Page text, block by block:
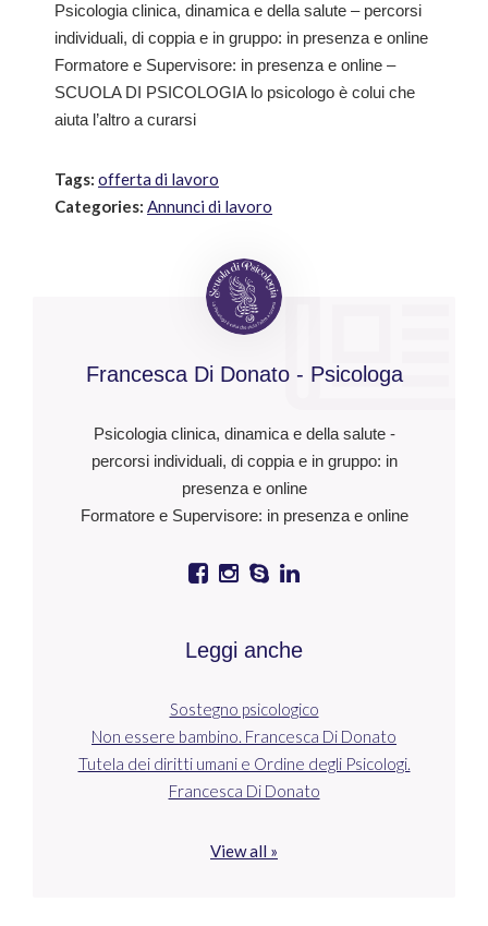
Psicologia clinica, dinamica e della salute – percorsi
individuali, di coppia e in gruppo: in presenza e online
Formatore e Supervisore: in presenza e online –
SCUOLA DI PSICOLOGIA lo psicologo è colui che
aiuta l’altro a curarsi
Tags: offerta di lavoro
Categories: Annunci di lavoro
Francesca Di Donato - Psicologa
Psicologia clinica, dinamica e della salute -
percorsi individuali, di coppia e in gruppo: in
presenza e online
Formatore e Supervisore: in presenza e online
Leggi anche
Sostegno psicologico
Non essere bambino. Francesca Di Donato
Tutela dei diritti umani e Ordine degli Psicologi.
Francesca Di Donato
View all »